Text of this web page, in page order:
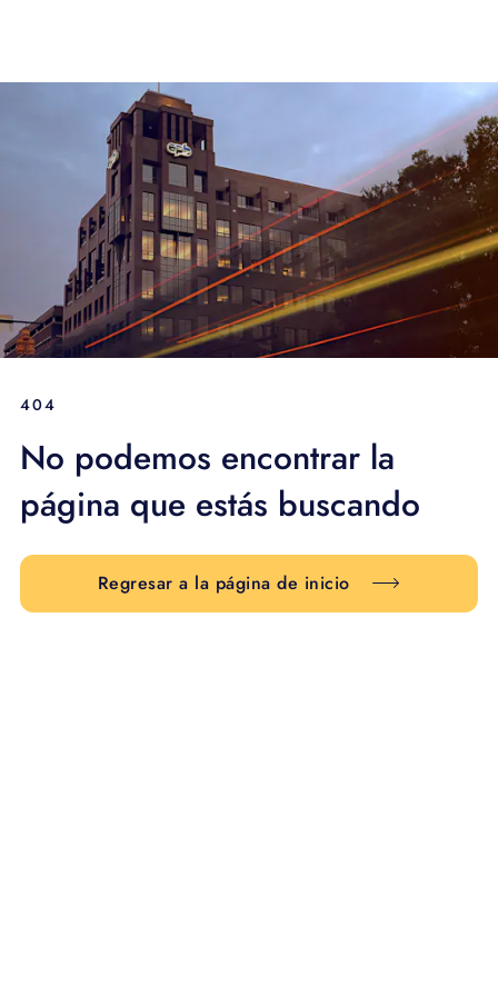
404
No podemos encontrar la
página que estás buscando
Regresar a la página de inicio